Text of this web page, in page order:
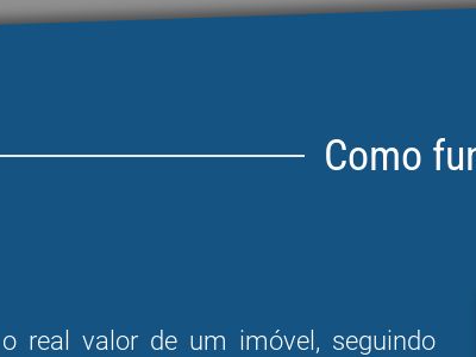
Como
real valor de um imóvel, seguindo